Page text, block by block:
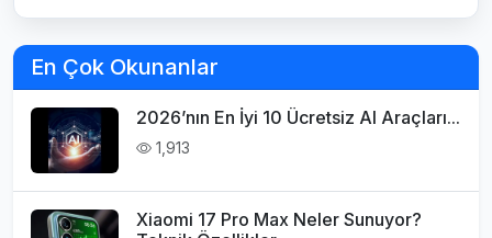
En Çok Okunanlar
2026’nın En İyi 10 Ücretsiz AI Araçları...
1,913
Xiaomi 17 Pro Max Neler Sunuyor?